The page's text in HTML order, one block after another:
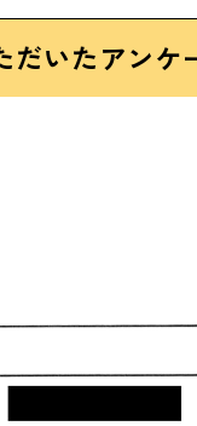
だいたアンケ